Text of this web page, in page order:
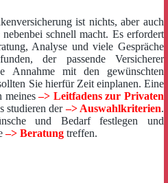
ist nichts, aber auch
schnell macht. Es erfordert
Analyse und viele Gespräche
der passende Versicherer
Annahme mit den gewünschten
Sie hierfür Zeit einplanen. Eine
meines–> Leitfadens zur Privaten
studieren der–> Auswahlkriterien.
und Bedarf festlegen und
–> Beratung treffen.